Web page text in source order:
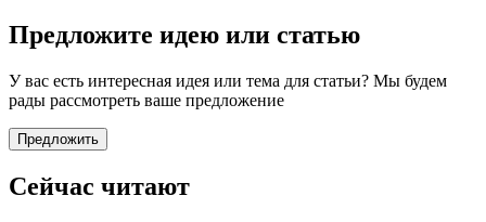
Предложите идею или статью
У вас есть интересная идея или тема для статьи? Мы будем
рады рассмотреть ваше предложение
Предложить
Сейчас читают